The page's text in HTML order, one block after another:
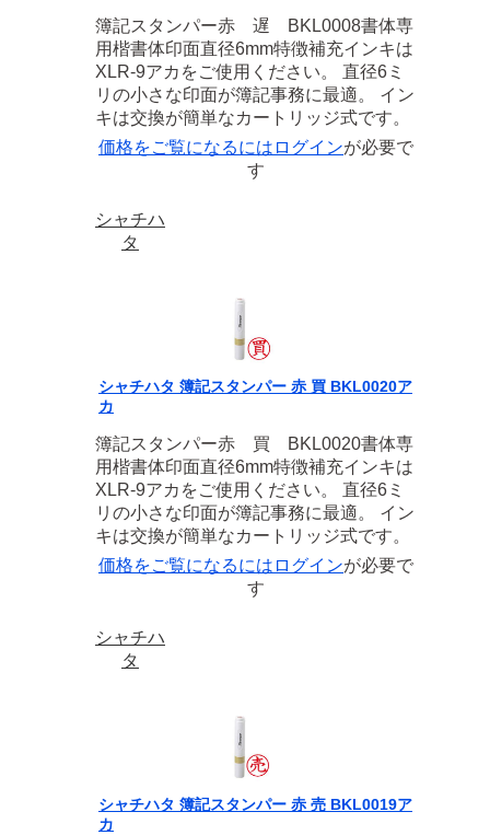
簿記スタンパー赤 遅 BKL0008書体専
用楷書体印面直径6mm特徴補充インキは
XLR-9アカをご使用ください。 直径6ミ
リの小さな印面が簿記事務に最適。 イン
キは交換が簡単なカートリッジ式です。
価格をご覧になるには ログインが必要で
す
シャチハ
タ
シャチハタ 簿記スタンパー 赤 買 BKL0020ア
カ
簿記スタンパー赤 買 BKL0020書体専
用楷書体印面直径6mm特徴補充インキは
XLR-9アカをご使用ください。 直径6ミ
リの小さな印面が簿記事務に最適。 イン
キは交換が簡単なカートリッジ式です。
価格をご覧になるには ログインが必要で
す
シャチハ
タ
シャチハタ 簿記スタンパー 赤 売 BKL0019ア
カ